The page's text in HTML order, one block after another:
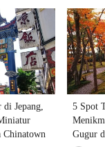
di Jepang,
Chinatown
5 Spot
Gugur